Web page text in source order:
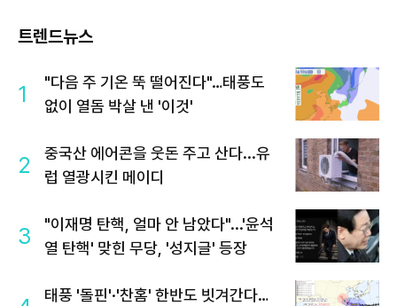
트렌드뉴스
1
"다음 주 기온 뚝 떨어진다"…태풍도
없이 열돔 박살 낸 '이것'
2
중국산 에어콘을 웃돈 주고 산다...유
럽 열광시킨 메이디
3
"이재명 탄핵, 얼마 안 남았다"...'윤석
열 탄핵' 맞힌 무당, '성지글' 등장
태풍 '돌핀'·'찬홈' 한반도 빗겨간다…